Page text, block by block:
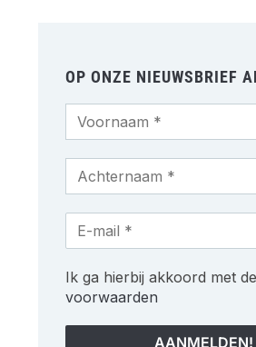
OP ONZE NIEUWSBRIEF
Ik ga hierbij akkoord met de
voorwaarden